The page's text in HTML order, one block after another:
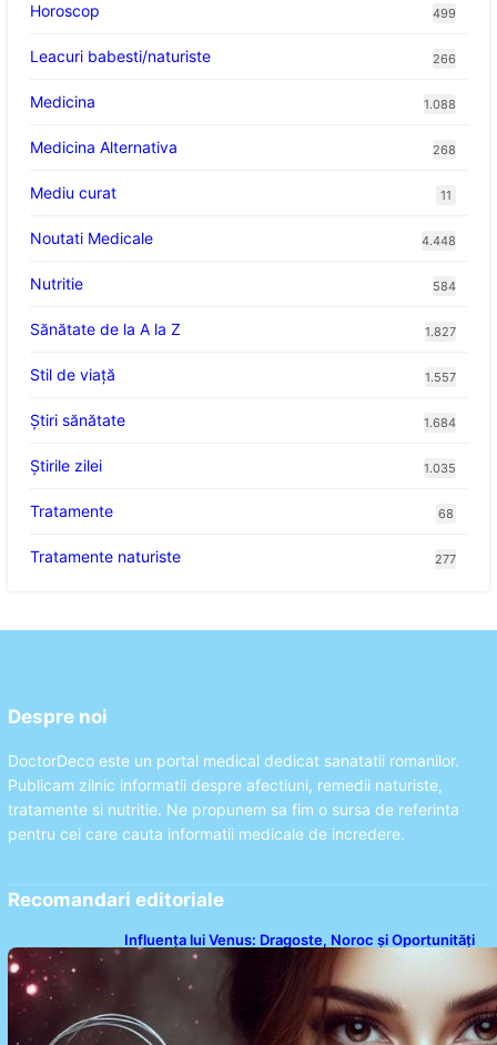
Horoscop 499
Leacuri babesti/naturiste 266
Medicina 1.088
Medicina Alternativa 268
Mediu curat 11
Noutati Medicale 4.448
Nutritie 584
Sănătate de la A la Z 1.827
Stil de viaţă 1.557
Ştiri sănătate 1.684
Știrile zilei 1.035
Tratamente 68
Tratamente naturiste 277
Despre noi
DoctorDeco este un portal medical dedicat sanatatii romanilor.
Publicam zilnic informatii despre afectiuni, remedii naturiste,
tratamente si nutritie. Ne propunem sa fim o sursa de referinta
pentru cei care cauta informatii medicale de incredere.
Recomandari editoriale
Influența lui Venus: Dragoste, Noroc și Oportunități
pentru Tauri și Balanțe în Weekendul 8-9 August